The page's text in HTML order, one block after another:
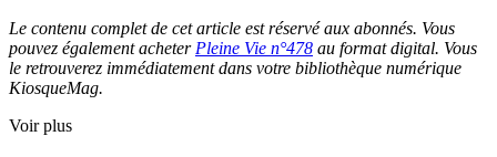
Le contenu complet de cet article est réservé aux abonnés. Vous
pouvez également acheterPleine Vie n°478 au format digital. Vous
le retrouverez immédiatement dans votre bibliothèque numérique
KiosqueMag.
Voir plus